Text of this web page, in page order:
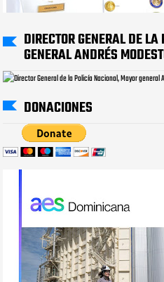
DIRECTOR GENERAL DE
GENERAL ANDRÉS
DONACIONES